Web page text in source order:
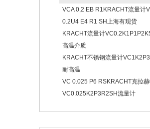
VCA 0,2 EB R1KRACHT流量计
0.2U4 E4 R1 SH上海有现货
KRACHT流量计
高温介质
KRACHT不锈钢流量计
耐高温
VC 0.025 P6 RSKRACHT克拉
VC0.025K2P3R2SH流量计